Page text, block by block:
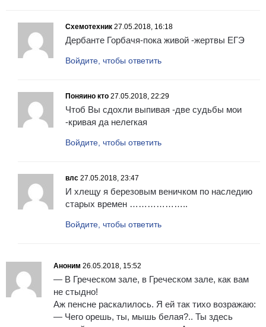
Схемотехник 27.05.2018, 16:18
Дербанте Горбачя-пока живой -жертвы ЕГЭ
Войдите, чтобы ответить
Поняино кто 27.05.2018, 22:29
Чтоб Вы сдохли выпивая -две судьбы мои
-кривая да нелегкая
Войдите, чтобы ответить
влс 27.05.2018, 23:47
И хлещу я березовым веничком по наследию
старых времен ………………..
Войдите, чтобы ответить
Аноним 26.05.2018, 15:52
— В Греческом зале, в Греческом зале, как вам
не стыдно!
Аж пенсне раскалилось. Я ей так тихо возражаю:
— Чего орешь, ты, мышь белая?.. Ты здесь